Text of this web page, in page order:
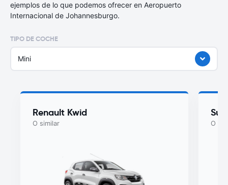
ejemplos de lo que podemos ofrecer en Aeropuerto
Internacional de Johannesburgo.
TIPO DE COCHE
Mini
Renault Kwid
O similar O